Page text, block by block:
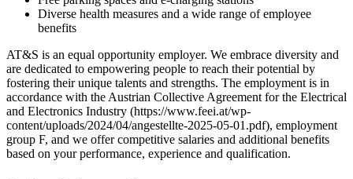
Diverse health measures and a wide range of employee
benefits
AT&S is an equal opportunity employer. We embrace diversity and
are dedicated to empowering people to reach their potential by
fostering their unique talents and strengths. The employment is in
accordance with the Austrian Collective Agreement for the Electrical
and Electronics Industry (https://www.feei.at/wp-
content/uploads/2024/04/angestellte-2025-05-01.pdf), employment
group F, and we offer competitive salaries and additional benefits
based on your performance, experience and qualification.